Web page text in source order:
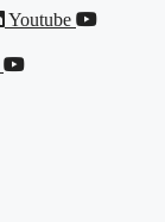
Youtube